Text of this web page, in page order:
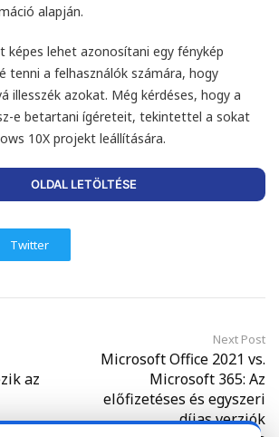
alapján.
képes lehet azonosítani egy fénykép
tenni a felhasználók számára, hogy
illesszék azokat. Még kérdéses, hogy a
e betartani ígéreteit, tekintettel a sokat
10X projekt leállítására.
OLDAL LETÖLTÉSE
Twitter
az
Next Post
Microsoft Office 2021 vs.
Microsoft 365: Az
előfizetéses és egyszeri
díjas verziók